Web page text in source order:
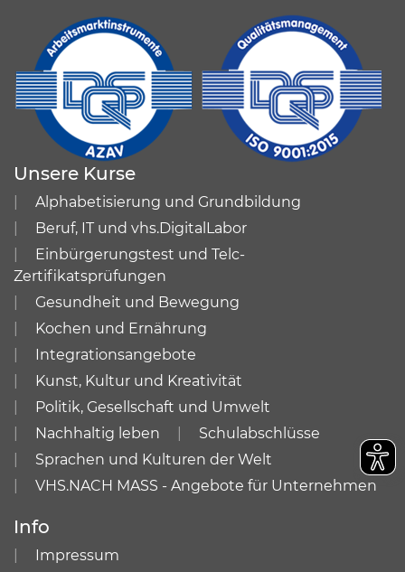
Unsere Kurse
Alphabetisierung und Grundbildung
Beruf, IT und vhs.DigitalLabor
Einbürgerungstest und Telc-
Zertifikatsprüfungen
Gesundheit und Bewegung
Kochen und Ernährung
Integrationsangebote
Kunst, Kultur und Kreativität
Politik, Gesellschaft und Umwelt
Nachhaltig leben
Schulabschlüsse
Sprachen und Kulturen der Welt
VHS.NACH MASS - Angebote für Unternehmen
Info
Impressum